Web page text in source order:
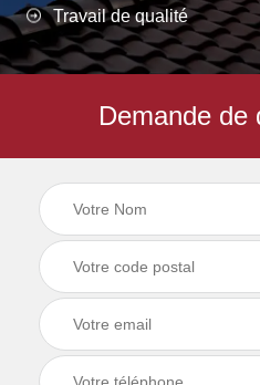
Travail de qualité
Demande de